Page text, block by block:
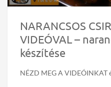
NARANCSOS
VIDEÓVAL –
készítése
NÉZD MEG A VIDEÓINKAT